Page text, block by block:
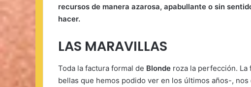
recursos de manera azarosa, apabullante o sin
hacer.
LAS MARAVILLAS
Toda la factura formal de Blonde roza la perfección. La
bellas que hemos podido ver en los últimos años-,